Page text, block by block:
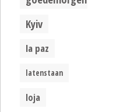
Kyiv
la paz
latenstaan
loja